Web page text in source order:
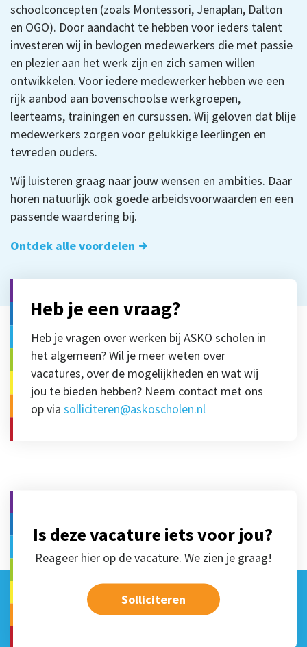
schoolconcepten (zoals Montessori, Jenaplan, Dalton
en OGO). Door aandacht te hebben voor ieders talent
investeren wij in bevlogen medewerkers die met passie
en plezier aan het werk zijn en zich samen willen
ontwikkelen. Voor iedere medewerker hebben we een
rijk aanbod aan bovenschoolse werkgroepen,
leerteams, trainingen en cursussen. Wij geloven dat blije
medewerkers zorgen voor gelukkige leerlingen en
tevreden ouders.
Wij luisteren graag naar jouw wensen en ambities. Daar
horen natuurlijk ook goede arbeidsvoorwaarden en een
passende waardering bij.
Ontdek alle voordelen
Heb je een vraag?
Heb je vragen over werken bij ASKO scholen in
het algemeen? Wil je meer weten over
vacatures, over de mogelijkheden en wat wij
jou te bieden hebben? Neem contact met ons
op via solliciteren@askoscholen.nl
Is deze vacature iets voor jou?
Reageer hier op de vacature. We zien je graag!
Solliciteren